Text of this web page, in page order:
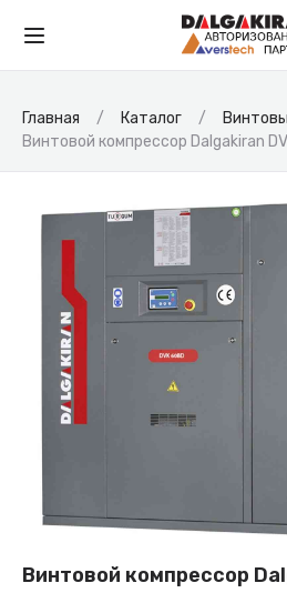
Главная Каталог
Винтовой компрессор Dalgakiran
Винтовой компрессор